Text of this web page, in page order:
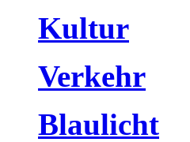
Kultur
Verkehr
Blaulicht